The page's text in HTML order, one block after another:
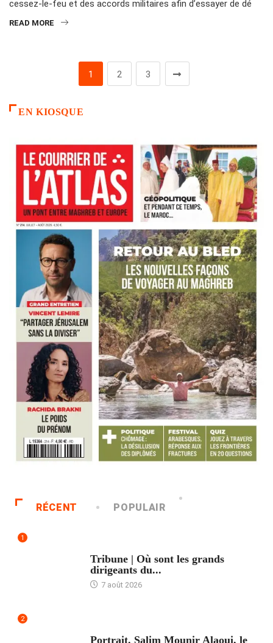
cessez-le-feu et des accords militaires afin d’essayer de dé
READ MORE
1 2 3
EN KIOSQUE
RÉCENT POPULAIR
1
Tribune | Où sont les grands
dirigeants du...
7 août 2026
2
Portrait. Salim Mounir Alaoui, le